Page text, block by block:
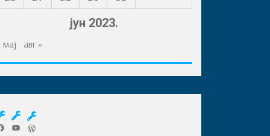
јун 2023.
мај авг »
YouTubeWordPress